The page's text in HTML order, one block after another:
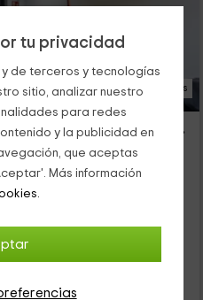
tu privacidad
de terceros y tecnologías
sitio, analizar nuestro
para redes
y la publicidad en
que aceptas
Más información
41 Fotos
Lightbooking Vacation Rentals- Dúplex Puerto Rico
de Las Crucitas
1 baños